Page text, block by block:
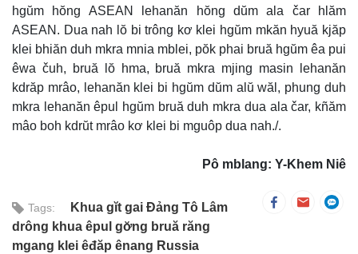
hgŭm hŏng ASEAN lehanăn hŏng dŭm ala čar hlăm
ASEAN. Dua nah lŏ bi trông kơ klei hgŭm mkăn hyuă kjăp
klei bhiăn duh mkra mnia mblei, pŏk phai bruă hgŭm êa pui
êwa čuh, bruă lŏ hma, bruă mkra mjing masin lehanăn
kdrăp mrâo, lehanăn klei bi hgŭm dŭm alŭ wăl, phung duh
mkra lehanăn êpul hgŭm bruă duh mkra dua ala čar, kñăm
mâo boh kdrŭt mrâo kơ klei bi mguôp dua nah./.
Pô mblang: Y-Khem Niê
Tags:
Khua gĭt gai Đảng Tô Lâm
drông khua êpul gơ̆ng bruă răng
mgang klei êđăp ênang Russia